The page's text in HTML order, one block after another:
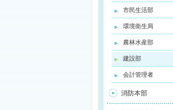
市民生活部
環境衛生局
農林水産部
建設部
会計管理者
消防本部